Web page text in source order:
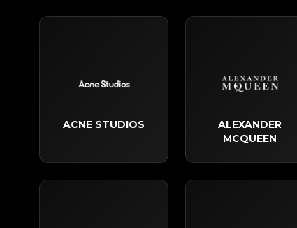
ACNE STUDIOS
ALEXANDER
MCQUEEN